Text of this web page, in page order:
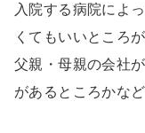
入院する病院によ
くてもいいところ
父親・母親の会社
があるところかな